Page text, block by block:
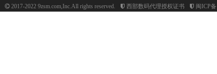
2017-2022 9zsm.com,Inc.All rights reserved.
西部数码代理授权证书 闽ICP